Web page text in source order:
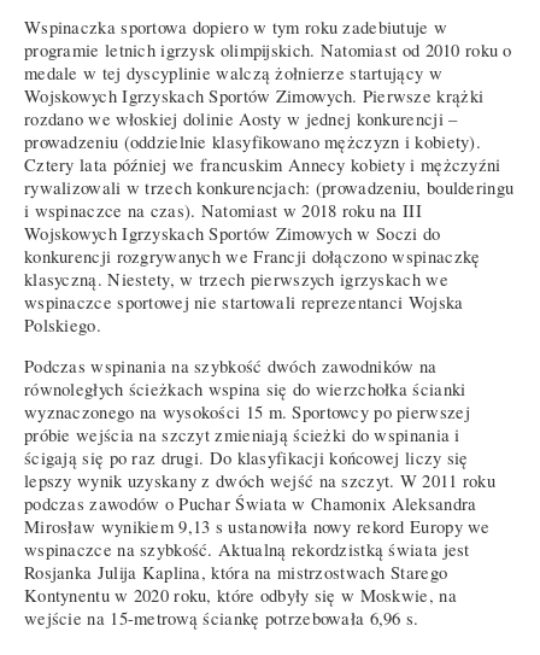
Wspinaczka sportowa dopiero w tym roku zadebiutuje w
programie letnich igrzysk olimpijskich. Natomiast od 2010 roku o
medale w tej dyscyplinie walczą żołnierze startujący w
Wojskowych Igrzyskach Sportów Zimowych. Pierwsze krążki
rozdano we włoskiej dolinie Aosty w jednej konkurencji –
prowadzeniu (oddzielnie klasyfikowano mężczyzn i kobiety).
Cztery lata później we francuskim Annecy kobiety i mężczyźni
rywalizowali w trzech konkurencjach: (prowadzeniu, boulderingu
i wspinaczce na czas). Natomiast w 2018 roku na III
Wojskowych Igrzyskach Sportów Zimowych w Soczi do
konkurencji rozgrywanych we Francji dołączono wspinaczkę
klasyczną. Niestety, w trzech pierwszych igrzyskach we
wspinaczce sportowej nie startowali reprezentanci Wojska
Polskiego.
Podczas wspinania na szybkość dwóch zawodników na
równoległych ścieżkach wspina się do wierzchołka ścianki
wyznaczonego na wysokości 15 m. Sportowcy po pierwszej
próbie wejścia na szczyt zmieniają ścieżki do wspinania i
ścigają się po raz drugi. Do klasyfikacji końcowej liczy się
lepszy wynik uzyskany z dwóch wejść na szczyt. W 2011 roku
podczas zawodów o Puchar Świata w Chamonix Aleksandra
Mirosław wynikiem 9,13 s ustanowiła nowy rekord Europy we
wspinaczce na szybkość. Aktualną rekordzistką świata jest
Rosjanka Julija Kaplina, która na mistrzostwach Starego
Kontynentu w 2020 roku, które odbyły się w Moskwie, na
wejście na 15-metrową ściankę potrzebowała 6,96 s.